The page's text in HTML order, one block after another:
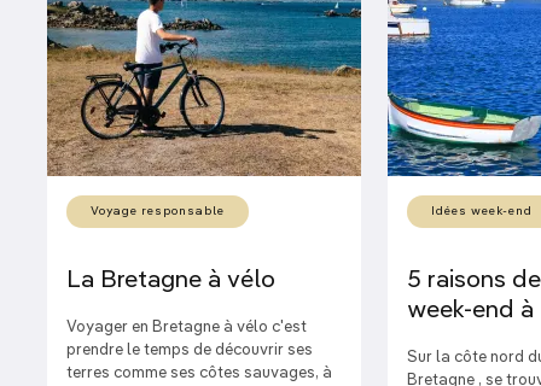
Voyage responsable
La Bretagne à vélo
Voyager en Bretagne à vélo c'est
prendre le temps de découvrir ses
terres comme ses côtes sauvages, à
Idées week-end
5 raisons
week-end
Sur la côte nord
Bretagne , se